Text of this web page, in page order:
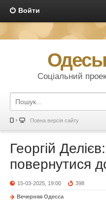
Войти
Соціальний
Повна версія сайту
Георгій
повернутися
15-03-2025, 19:00 398
Вечерняя Одесса